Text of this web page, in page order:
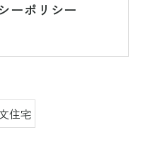
ーポリシー
住宅